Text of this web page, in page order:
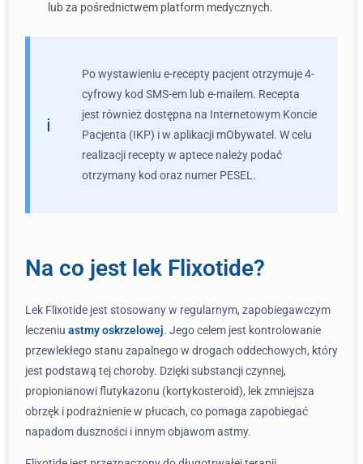
lub za pośrednictwem platform medycznych.
Po wystawieniu e-recepty pacjent otrzymuje 4-
cyfrowy kod SMS-em lub e-mailem. Recepta
jest również dostępna na Internetowym Koncie
Pacjenta (IKP) i w aplikacji mObywatel. W celu
realizacji recepty w aptece należy podać
otrzymany kod oraz numer PESEL.
Na co jest lek Flixotide?
Lek Flixotide jest stosowany w regularnym, zapobiegawczym
leczeniu astmy oskrzelowej. Jego celem jest kontrolowanie
przewlekłego stanu zapalnego w drogach oddechowych, który
jest podstawą tej choroby. Dzięki substancji czynnej,
propionianowi flutykazonu (kortykosteroid), lek zmniejsza
obrzęk i podrażnienie w płucach, co pomaga zapobiegać
napadom duszności i innym objawom astmy.